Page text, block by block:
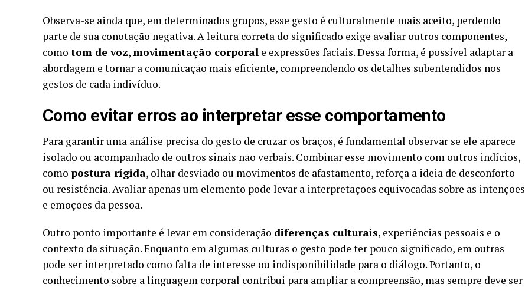
Observa-se ainda que, em determinados grupos, esse gesto é culturalmente mais aceito, perdendo
parte de sua conotação negativa. A leitura correta do significado exige avaliar outros componentes,
como tom de voz,movimentação corporal e expressões faciais. Dessa forma, é possível adaptar a
abordagem e tornar a comunicação mais eficiente, compreendendo os detalhes subentendidos nos
gestos de cada indivíduo.
Como evitar erros ao interpretar esse comportamento
Para garantir uma análise precisa do gesto de cruzar os braços, é fundamental observar se ele aparece
isolado ou acompanhado de outros sinais não verbais. Combinar esse movimento com outros indícios,
como postura rígida, olhar desviado ou movimentos de afastamento, reforça a ideia de desconforto
ou resistência. Avaliar apenas um elemento pode levar a interpretações equivocadas sobre as intenções
e emoções da pessoa.
Outro ponto importante é levar em consideração diferenças culturais, experiências pessoais e o
contexto da situação. Enquanto em algumas culturas o gesto pode ter pouco significado, em outras
pode ser interpretado como falta de interesse ou indisponibilidade para o diálogo. Portanto, o
conhecimento sobre a linguagem corporal contribui para ampliar a compreensão, mas sempre deve ser